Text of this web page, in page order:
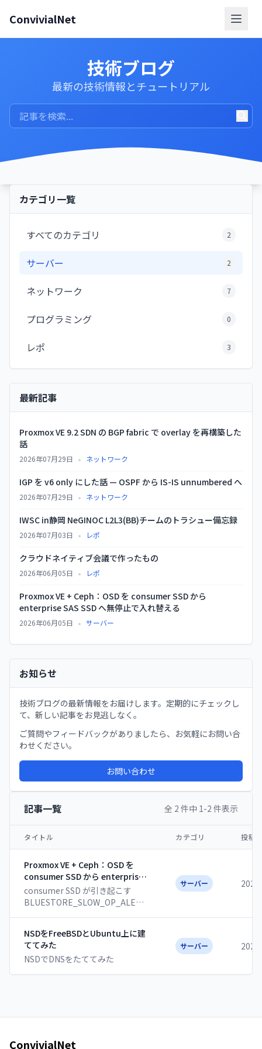
ConvivialNet
技術ブログ
最新の技術情報とチュートリアル
カテゴリ一覧
すべてのカテゴリ 2
サーバー 2
ネットワーク 7
プログラミング 0
レポ 3
最新記事
Proxmox VE 9.2 SDN の BGP fabric で overlay を再構築した
話
2026年07月29日 • ネットワーク
IGP を v6 only にした話 — OSPF から IS-IS unnumbered へ
2026年07月29日 • ネットワーク
IWSC in静岡 NeGINOC L2L3(BB)チームのトラシュー備忘録
2026年07月03日 • レポ
クラウドネイティブ会議で作ったもの
2026年06月05日 • レポ
Proxmox VE + Ceph：OSD を consumer SSD から
enterprise SAS SSD へ無停止で入れ替える
2026年06月05日 • サーバー
お知らせ
技術ブログの最新情報をお届けします。定期的にチェックし
て、新しい記事をお見逃しなく。
ご質問やフィードバックがありましたら、お気軽にお問い合
わせください。
お問い合わせ
記事一覧 全 2 件中 1-2 件表示
タイトル カテゴリ 投稿
Proxmox VE + Ceph：OSD を
consumer SSD から enterprise
SAS SSD へ無停止で入れ替える
consumer SSD が引き起こす
BLUESTORE_SLOW_OP_ALERT
SSD へ総入れ替えした話。移行手
順と、作業中にハマった Ceph の
挙動（CRUSH weight・
mclock・autoscaler）を紹介し
サーバー
NSDをFreeBSDとUbuntu上に建
ててみた
NSDでDNSをたててみた
サーバー
ConvivialNet